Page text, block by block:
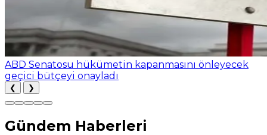
ABD Senatosu hükümetin kapanmasını önleyecek
geçici bütçeyi onayladı
❮ ❯
Gündem Haberleri